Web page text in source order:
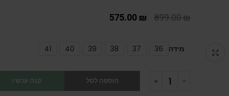
899.00₪
575.00 ₪
מידה 36
37
38
39
40
41
הוספה לסל קנה עכשיו